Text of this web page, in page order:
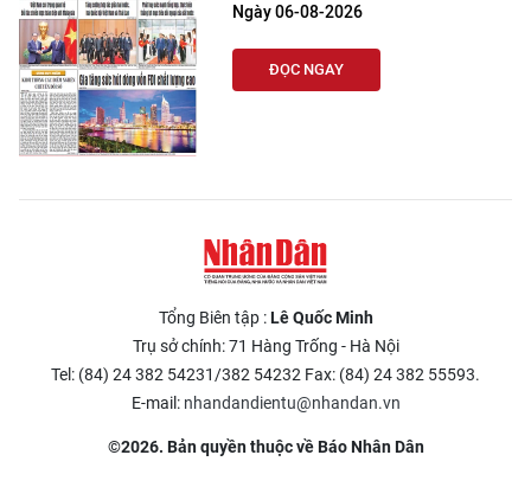
Ngày 06-08-2026
ĐỌC NGAY
Tổng Biên tập :Lê Quốc Minh
Trụ sở chính: 71 Hàng Trống - Hà Nội
Tel: (84) 24 382 54231/382 54232 Fax: (84) 24 382 55593.
E-mail: nhandandientu@nhandan.vn
©2026. Bản quyền thuộc về Báo Nhân Dân